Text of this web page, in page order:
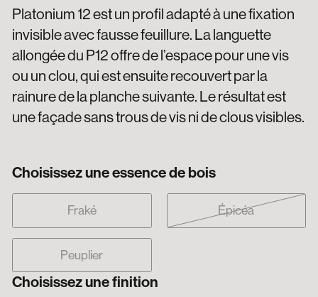
Platonium 12 est un profil adapté à une fixation
invisible avec fausse feuillure. La languette
allongée du P12 offre de l’espace pour une vis
ou un clou, qui est ensuite recouvert par la
rainure de la planche suivante. Le résultat est
une façade sans trous de vis ni de clous visibles.
Choisissez une essence de bois
Fraké Épicéa
Peuplier
Choisissez une finition